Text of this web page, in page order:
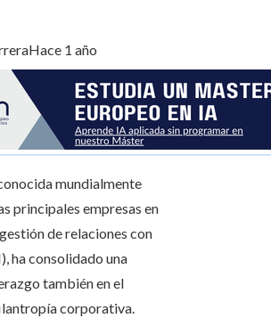
Hace 1 año
mundialmente
principales empresas en
de relaciones con
ha consolidado una
también en el
corporativa.